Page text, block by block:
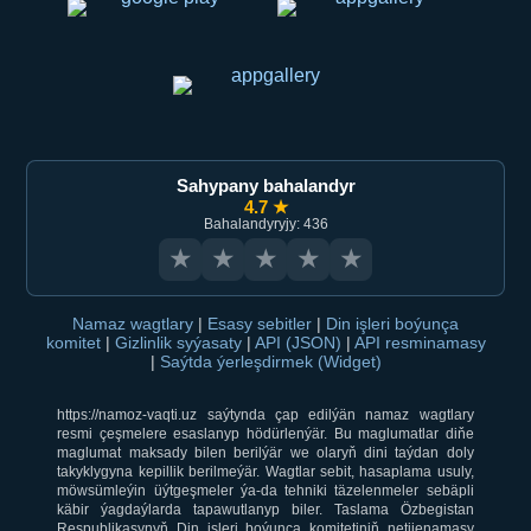
Sahypany bahalandyr
4.7 ★
Bahalandyryjy: 436
★ ★ ★ ★ ★
Namaz wagtlary | Esasy sebitler | Din işleri boýunça
komitet | Gizlinlik syýasaty | API (JSON) | API resminamasy
| Saýtda ýerleşdirmek (Widget)
https://namoz-vaqti.uz saýtynda çap edilýän namaz wagtlary
resmi çeşmelere esaslanyp hödürlenýär. Bu maglumatlar diňe
maglumat maksady bilen berilýär we olaryň dini taýdan doly
takyklygyna kepillik berilmeýär. Wagtlar sebit, hasaplama usuly,
möwsümleýin üýtgeşmeler ýa-da tehniki täzelenmeler sebäpli
käbir ýagdaýlarda tapawutlanyp biler. Taslama Özbegistan